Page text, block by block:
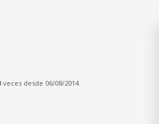
veces desde 06/08/2014